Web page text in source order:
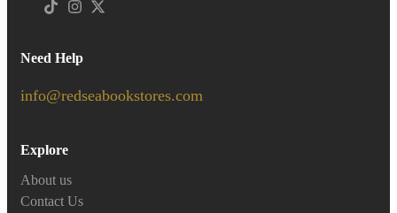
Need Help
info@redseabookstores.com
Explore
About us
Contact Us